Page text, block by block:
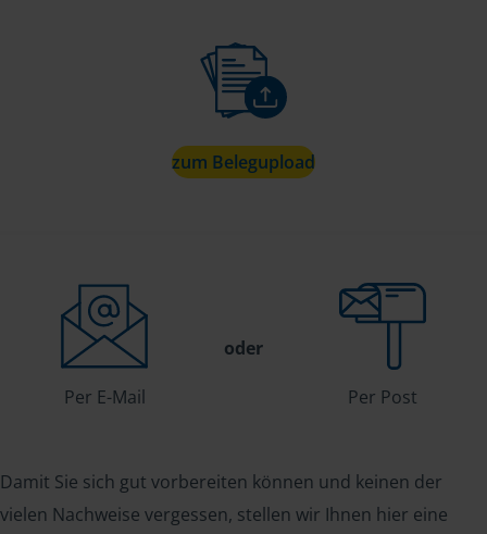
zum Belegupload
Per E-Mail
oder
Per Post
Damit Sie sich gut vorbereiten können und keinen der
vielen Nachweise vergessen, stellen wir Ihnen hier eine